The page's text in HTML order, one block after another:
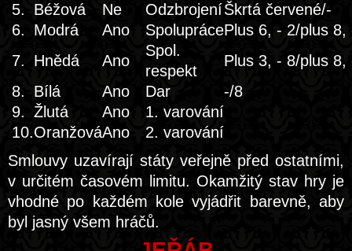
5.
Béžová Ne OdzbrojeníŠkrtá červené/-
6.
Modrá Ano SpoluprácePlus 6, - 2/plus 8,
7.
Hnědá Ano
Spol.
respekt
Plus 3, - 8/plus 8,
8.
Bílá Ano Dar
-/8
9. Žlutá Ano
1. varování
10.OranžováAno
2. varování
Smlouvy uzavírají státy veřejně před ostatními,
v určitém časovém limitu. Okamžitý stav hry je
vhodné po každém kole vyjádřit barevně, aby
byl jasný všem hráčů.